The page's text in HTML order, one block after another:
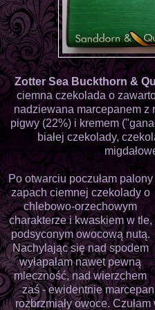
Zotter Sea Buckthorn &
ciemna czekolada o
nadziewana marcepanem z
pigwy (22%) i kremem
białej czekolady,
Po otwarciu poczułam palony
zapach ciemnej czekolady o
chlebowo-orzechowym
charakterze i kwaskiem w tle,
podsyconym owocową nutą.
Nachylając się nad spodem
wyłapałam nawet pewną
mleczność, nad wierzchem
zaś - ewidentnie
rozbrzmiały owoce.